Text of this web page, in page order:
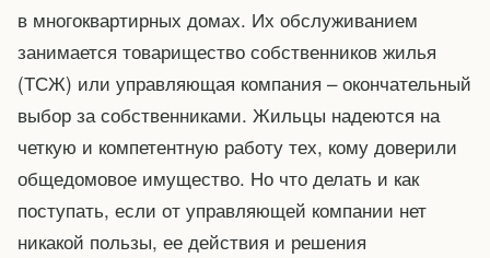
в многоквартирных домах. Их обслуживанием
занимается товарищество собственников жилья
(ТСЖ) или управляющая компания – окончательный
выбор за собственниками. Жильцы надеются на
четкую и компетентную работу тех, кому доверили
общедомовое имущество. Но что делать и как
поступать, если от управляющей компании нет
никакой пользы, ее действия и решения